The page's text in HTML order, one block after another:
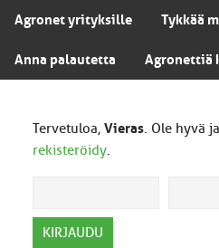
Agronet yrityksille Tykkää
Anna palautetta Agronettiä
Tervetuloa, Vieras. Ole hyvä ja
rekisteröidy.